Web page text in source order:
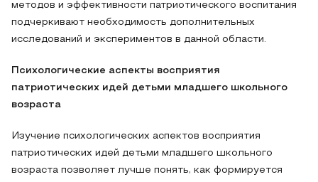
методов и эффективности патриотического воспитания
подчеркивают необходимость дополнительных
исследований и экспериментов в данной области.
Психологические аспекты восприятия
патриотических идей детьми младшего школьного
возраста
Изучение психологических аспектов восприятия
патриотических идей детьми младшего школьного
возраста позволяет лучше понять, как формируется